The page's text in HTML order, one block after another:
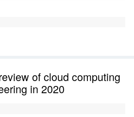
of cloud computing
in 2020